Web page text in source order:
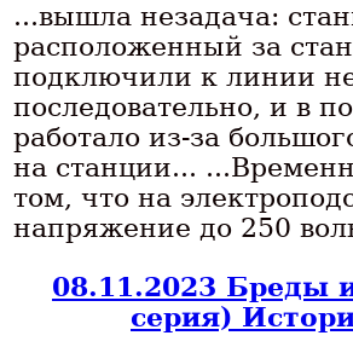
...вышла незадача:
расположенный за
подключили к линии
последовательно, и в
работало из-за
на станции...
том, что на
напряжение до 250
08.11.2023 Бреды
серия)